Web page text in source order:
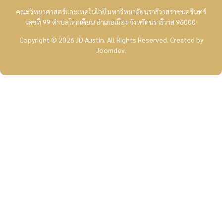
คณะวิทยาศาสตร์และเทคโนโลยี มหาวิทยาลัยนราธิวาสราชนครินทร์
เลขที่ 99 ตำบลโคกเคียน อำเภอเมือง จังหวัดนราธิวาส 96000
Copyright © 2026 JD Austin. All Rights Reserved. Created by
Joomdev.